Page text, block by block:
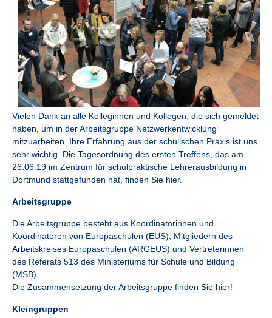
Vielen Dank an alle Kolleginnen und Kollegen, die sich gemeldet
haben, um in der Arbeitsgruppe Netzwerkentwicklung
mitzuarbeiten. Ihre Erfahrung aus der schulischen Praxis ist uns
sehr wichtig. Die Tagesordnung des ersten Treffens, das am
26.06.19 im Zentrum für schulpraktische Lehrerausbildung in
Dortmund stattgefunden hat, finden Sie hier.
Arbeitsgruppe
Die Arbeitsgruppe besteht aus Koordinatorinnen und
Koordinatoren von Europaschulen (EUS), Mitgliedern des
Arbeitskreises Europaschulen (ARGEUS) und Vertreterinnen
des Referats 513 des Ministeriums für Schule und Bildung
(MSB).
Die Zusammensetzung der Arbeitsgruppe finden Sie hier!
Kleingruppen